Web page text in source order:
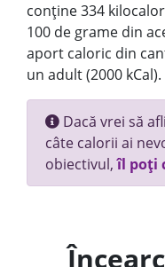
conține 334
100 de grame din
aport caloric din
un adult (2000 kCal).
Dacă vrei să
câte calorii ai
obiectivul,îl poți